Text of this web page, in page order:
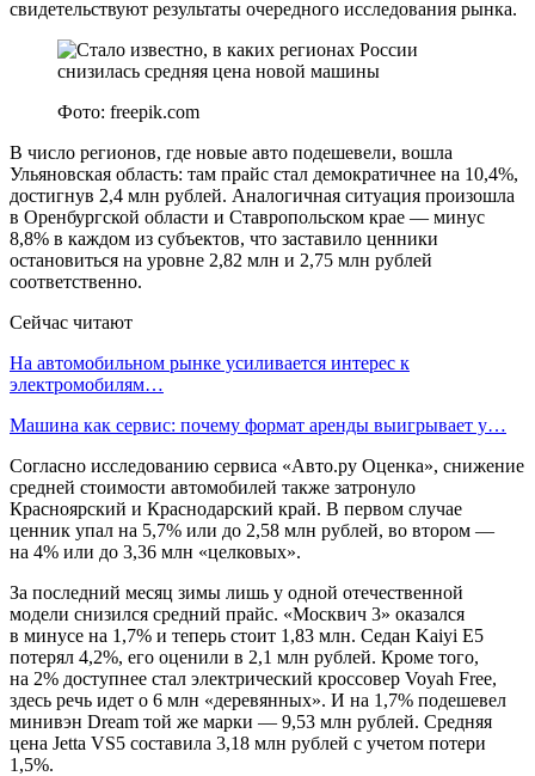
свидетельствуют результаты очередного исследования рынка.
Фото: freepik.com
В число регионов, где новые авто подешевели, вошла
Ульяновская область: там прайс стал демократичнее на 10,4%,
достигнув 2,4 млн рублей. Аналогичная ситуация произошла
в Оренбургской области и Ставропольском крае — минус
8,8% в каждом из субъектов, что заставило ценники
остановиться на уровне 2,82 млн и 2,75 млн рублей
соответственно.
Сейчас читают
На автомобильном рынке усиливается интерес к
электромобилям…
Машина как сервис: почему формат аренды выигрывает у…
Согласно исследованию сервиса «Авто.ру Оценка», снижение
средней стоимости автомобилей также затронуло
Красноярский и Краснодарский край. В первом случае
ценник упал на 5,7% или до 2,58 млн рублей, во втором —
на 4% или до 3,36 млн «целковых».
За последний месяц зимы лишь у одной отечественной
модели снизился средний прайс. «Москвич 3» оказался
в минусе на 1,7% и теперь стоит 1,83 млн. Седан Kaiyi E5
потерял 4,2%, его оценили в 2,1 млн рублей. Кроме того,
на 2% доступнее стал электрический кроссовер Voyah Free,
здесь речь идет о 6 млн «деревянных». И на 1,7% подешевел
минивэн Dream той же марки — 9,53 млн рублей. Средняя
цена Jetta VS5 составила 3,18 млн рублей с учетом потери
1,5%.